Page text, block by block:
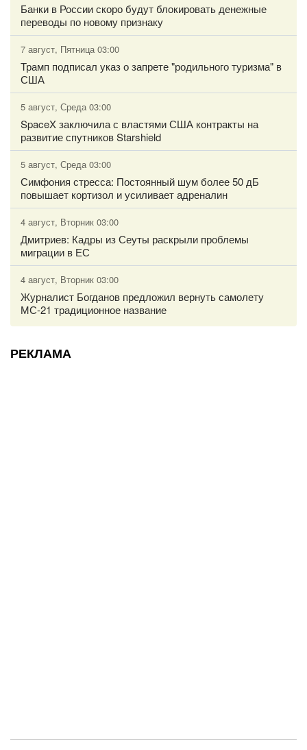
Банки в России скоро будут блокировать денежные
переводы по новому признаку
7 август, Пятница 03:00
Трамп подписал указ о запрете "родильного туризма" в
США
5 август, Среда 03:00
SpaceX заключила с властями США контракты на
развитие спутников Starshield
5 август, Среда 03:00
Симфония стресса: Постоянный шум более 50 дБ
повышает кортизол и усиливает адреналин
4 август, Вторник 03:00
Дмитриев: Кадры из Сеуты раскрыли проблемы
миграции в ЕС
4 август, Вторник 03:00
Журналист Богданов предложил вернуть самолету
МС-21 традиционное название
РЕКЛАМА